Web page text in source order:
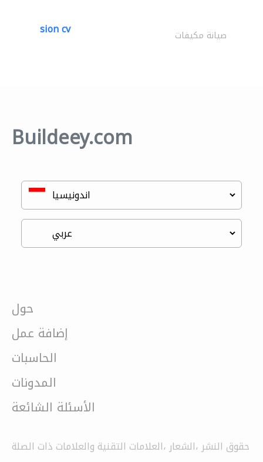
sion cv صيانة مكيفات
Buildeey.com
حول
إضافة عمل
الحاسبات
المدونات
الأسئلة الشائعة
حقوق النشر ،الشعار ،العلامات التقنية والعلامات ذات الصلة